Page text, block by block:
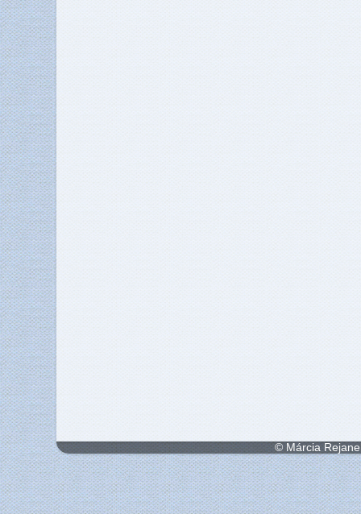
© Márcia